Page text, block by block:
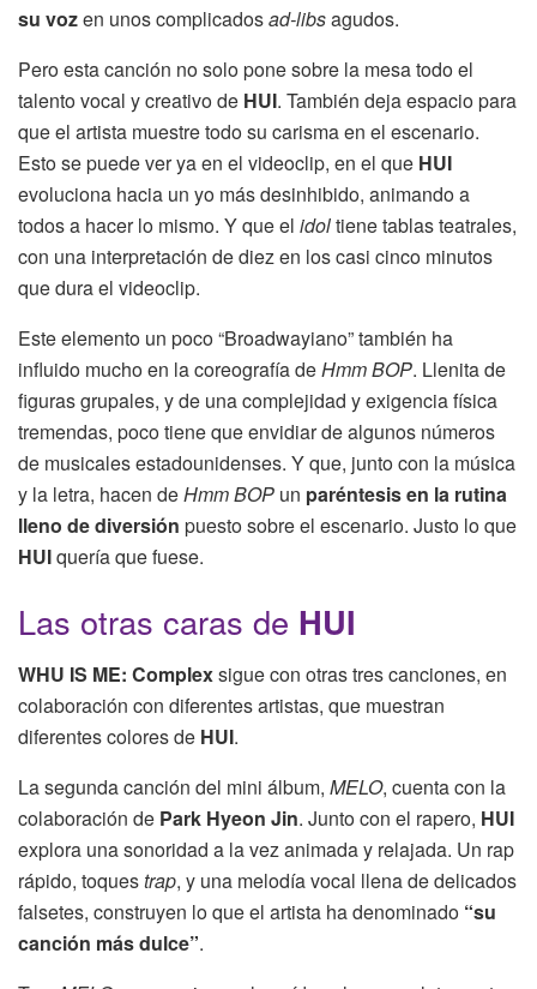
su vozen unos complicadosad-libsagudos.
Pero esta canción no solo pone sobre la mesa todo el
talento vocal y creativo de HUI. También deja espacio para
que el artista muestre todo su carisma en el escenario.
Esto se puede ver ya en el videoclip, en el que HUI
evoluciona hacia un yo más desinhibido, animando a
todos a hacer lo mismo. Y que el idoltiene tablas teatrales,
con una interpretación de diez en los casi cinco minutos
que dura el videoclip.
Este elemento un poco “Broadwayiano” también ha
influido mucho en la coreografía deHmm BOP. Llenita de
figuras grupales, y de una complejidad y exigencia física
tremendas, poco tiene que envidiar de algunos números
de musicales estadounidenses. Y que, junto con la música
y la letra, hacen deHmm BOP un paréntesis en la rutina
lleno de diversión puesto sobre el escenario. Justo lo que
HUIquería que fuese.
Las otras caras de HUI
WHU IS ME: Complexsigue con otras tres canciones, en
colaboración con diferentes artistas, que muestran
diferentes colores de HUI.
La segunda canción del mini álbum, MELO, cuenta con la
colaboración de Park Hyeon Jin. Junto con el rapero, HUI
explora una sonoridad a la vez animada y relajada. Un rap
rápido, toquestrap, y una melodía vocal llena de delicados
falsetes, construyen lo que el artista ha denominado “su
canción más dulce”.